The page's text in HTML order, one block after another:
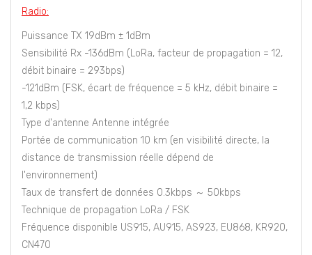
Radio:
Puissance TX 19dBm ± 1dBm
Sensibilité Rx -136dBm (LoRa, facteur de propagation = 12,
débit binaire = 293bps)
-121dBm (FSK, écart de fréquence = 5 kHz, débit binaire =
1,2 kbps)
Type d'antenne Antenne intégrée
Portée de communication 10 km (en visibilité directe, la
distance de transmission réelle dépend de
l'environnement)
Taux de transfert de données 0.3kbps ～ 50kbps
Technique de propagation LoRa / FSK
Fréquence disponible US915, AU915, AS923, EU868, KR920,
CN470